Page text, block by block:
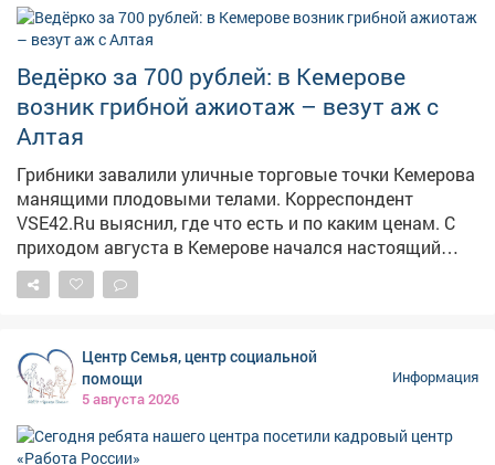
Ведёрко за 700 рублей: в Кемерове
возник грибной ажиотаж – везут аж с
Алтая
Грибники завалили уличные торговые точки Кемерова
манящими плодовыми телами. Корреспондент
VSE42.Ru выяснил, где что есть и по каким ценам. С
приходом августа в Кемерове начался настоящий
грибной бум: народные рынки так и распирает от
аппетитных грибочков, собранных вручную в лесу.
роскошные трофеи, а горожанам только и остаётся,
что разбирать лесное лакомство как горячие пирожки.
Центр Семья, центр социальной
помощи
5 августа 2026
Информация